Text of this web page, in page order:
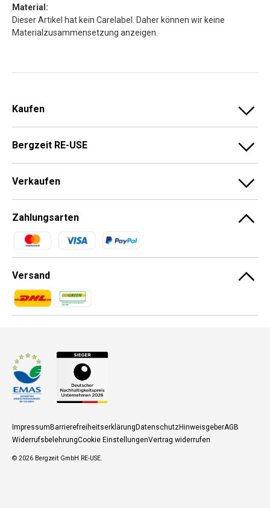
Material:
Dieser Artikel hat kein Carelabel. Daher können wir keine
Materialzusammensetzung anzeigen.
Kaufen
Bergzeit RE-USE
Verkaufen
Zahlungsarten
Zahlungsmethoden
Versand
Zahlungsmethoden
Zahlungsmethoden
ImpressumBarrierefreiheitserklärungDatenschutzHinweisgeberAGB
WiderrufsbelehrungCookie EinstellungenVertrag widerrufen
© 2026 Bergzeit GmbH RE-USE.